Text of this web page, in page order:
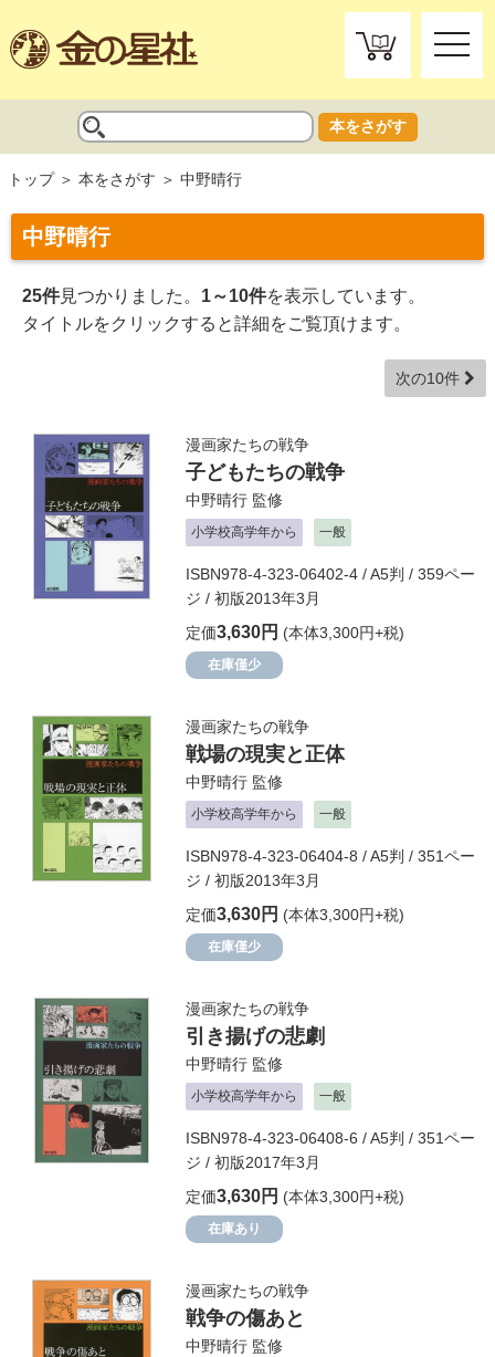
toggle
本をさがす
トップ 本をさがす 中野晴行
中野晴行
25件見つかりました。 1～10件を表示しています。
タイトルをクリックすると詳細をご覧頂けます。
次の10件
漫画家たちの戦争
子どもたちの戦争
中野晴行 監修
小学校高学年から 一般
ISBN978-4-323-06402-4 / A5判 / 359ペー
ジ / 初版2013年3月
定価3,630円 (本体3,300円+税)
在庫僅少
漫画家たちの戦争
戦場の現実と正体
中野晴行 監修
小学校高学年から 一般
ISBN978-4-323-06404-8 / A5判 / 351ペー
ジ / 初版2013年3月
定価3,630円 (本体3,300円+税)
在庫僅少
漫画家たちの戦争
引き揚げの悲劇
中野晴行 監修
小学校高学年から 一般
ISBN978-4-323-06408-6 / A5判 / 351ペー
ジ / 初版2017年3月
定価3,630円 (本体3,300円+税)
在庫あり
漫画家たちの戦争
戦争の傷あと
中野晴行 監修